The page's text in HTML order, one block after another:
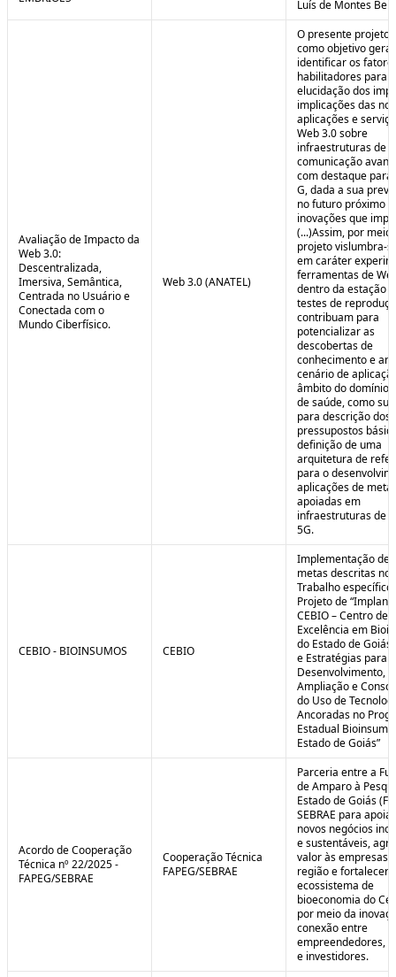
Luís de Montes
Avaliação de Impacto da
Web 3.0:
Descentralizada,
Imersiva, Semântica,
Centrada no Usuário e
Conectada com o
Mundo Ciberfísico.
Web 3.0 (ANATEL)
O presente projeto
como objetivo geral
identificar os
habilitadores para a
elucidação dos
implicações das
aplicações e
Web 3.0 sobre
infraestruturas de
comunicação
com destaque para
G, dada a sua
no futuro próximo
inovações que
(...)Assim, por meio
projeto vislumbra-
em caráter
ferramentas de
dentro da estação
testes de
contribuam para
potencializar as
descobertas de
conhecimento e
cenário de
âmbito do domínio
de saúde, como
para descrição dos
pressupostos
definição de uma
arquitetura de
para o
aplicações de
apoiadas em
infraestruturas de
5G.
CEBIO - BIOINSUMOS CEBIO
Implementação de
metas descritas no
Trabalho específico
Projeto de
CEBIO – Centro de
Excelência em
do Estado de Goiás
e Estratégias para o
Desenvolvimento,
Ampliação e
do Uso de
Ancoradas no
Estadual
Estado de Goiás”
Acordo de Cooperação
Técnica nº 22/2025 -
FAPEG/SEBRAE
Cooperação Técnica
FAPEG/SEBRAE
Parceria entre a
de Amparo à
Estado de Goiás
SEBRAE para
novos negócios
e sustentáveis,
valor às empresas
região e fortalecer
ecossistema de
bioeconomia do
por meio da
conexão entre
empreendedores,
e investidores.